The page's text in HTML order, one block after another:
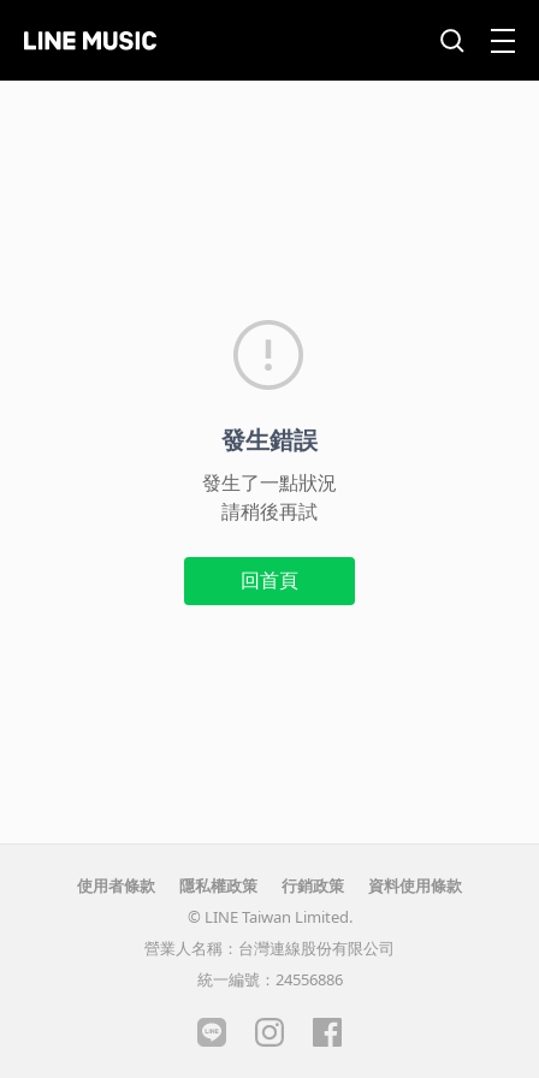
發生錯誤
發生了一點狀況
請稍後再試
回首頁
使用者條款 隱私權政策 行銷政策
資料使用條款
© LINE Taiwan Limited.
營業人名稱：台灣連線股份有限公司
統一編號：24556886